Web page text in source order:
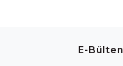
E-Bülten